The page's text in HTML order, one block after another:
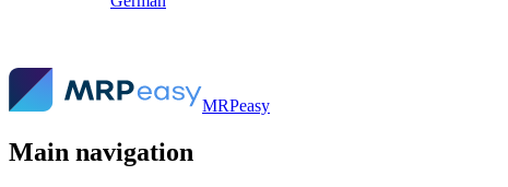
MRPeasy
Main navigation